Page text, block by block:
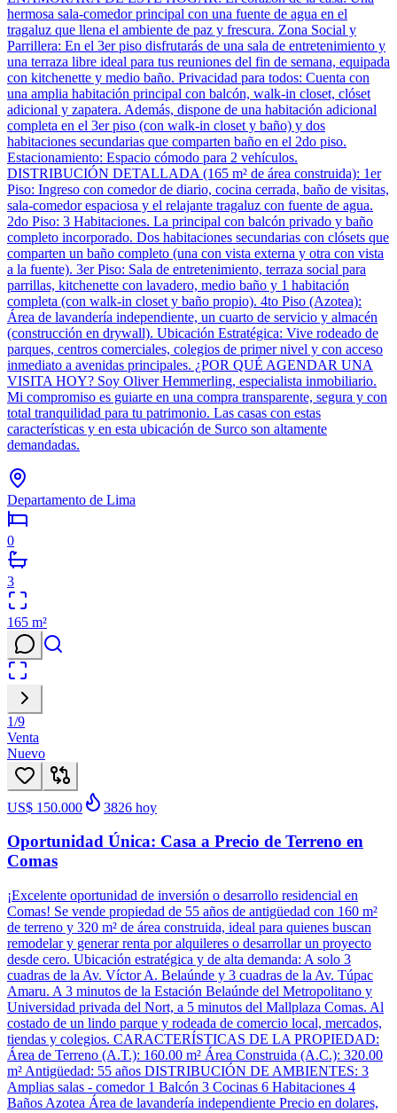
hermosa sala-comedor principal con una fuente de agua en el
tragaluz que llena el ambiente de paz y frescura. Zona Social y
Parrillera: En el 3er piso disfrutarás de una sala de entretenimiento y
una terraza libre ideal para tus reuniones del fin de semana, equipada
con kitchenette y medio baño. Privacidad para todos: Cuenta con
una amplia habitación principal con balcón, walk-in closet, clóset
adicional y zapatera. Además, dispone de una habitación adicional
completa en el 3er piso (con walk-in closet y baño) y dos
habitaciones secundarias que comparten baño en el 2do piso.
Estacionamiento: Espacio cómodo para 2 vehículos.
DISTRIBUCIÓN DETALLADA (165 m² de área construida): 1er
Piso: Ingreso con comedor de diario, cocina cerrada, baño de visitas,
sala-comedor espaciosa y el relajante tragaluz con fuente de agua.
2do Piso: 3 Habitaciones. La principal con balcón privado y baño
completo incorporado. Dos habitaciones secundarias con clósets que
comparten un baño completo (una con vista externa y otra con vista
a la fuente). 3er Piso: Sala de entretenimiento, terraza social para
parrillas, kitchenette con lavadero, medio baño y 1 habitación
completa (con walk-in closet y baño propio). 4to Piso (Azotea):
Área de lavandería independiente, un cuarto de servicio y almacén
(construcción en drywall). Ubicación Estratégica: Vive rodeado de
parques, centros comerciales, colegios de primer nivel y con acceso
inmediato a avenidas principales. ¿POR QUÉ AGENDAR UNA
VISITA HOY? Soy Oliver Hemmerling, especialista inmobiliario.
Mi compromiso es guiarte en una compra transparente, segura y con
total tranquilidad para tu patrimonio. Las casas con estas
características y en esta ubicación de Surco son altamente
demandadas.
Departamento de Lima
0
3
165 m²
1/9
Venta
Nuevo
US$ 150.000 3826 hoy
Oportunidad Única: Casa a Precio de Terreno en
Comas
¡Excelente oportunidad de inversión o desarrollo residencial en
Comas! Se vende propiedad de 55 años de antigüedad con 160 m²
de terreno y 320 m² de área construida, ideal para quienes buscan
remodelar y generar renta por alquileres o desarrollar un proyecto
desde cero. Ubicación estratégica y de alta demanda: A solo 3
cuadras de la Av. Víctor A. Belaúnde y 3 cuadras de la Av. Túpac
Amaru. A 3 minutos de la Estación Belaúnde del Metropolitano y
Universidad privada del Nort, a 5 minutos del Mallplaza Comas. Al
costado de un lindo parque y rodeada de comercio local, mercados,
tiendas y colegios. CARACTERÍSTICAS DE LA PROPIEDAD:
Área de Terreno (A.T.): 160.00 m² Área Construida (A.C.): 320.00
m² Antigüedad: 55 años DISTRIBUCIÓN DE AMBIENTES: 3
Amplias salas - comedor 1 Balcón 3 Cocinas 6 Habitaciones 4
Baños Azotea Área de lavandería independiente Precio en dolares,